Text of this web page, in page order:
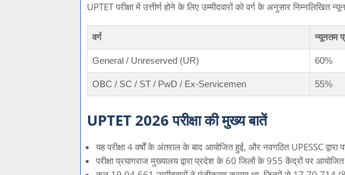
UPTET परीक्षा में उत्तीर्ण होने के लिए उम्मीदवारों को वर्ग के अनुसार
वर्ग न्यूनतम
General / Unreserved (UR) 60%
OBC / SC / ST / PwD / Ex-Servicemen 55%
UPTET 2026 परीक्षा की मुख्य बातें
यह परीक्षा 4 वर्षों के अंतराल के बाद आयोजित हुई, और नवगठित UPESSC द्वारा
परीक्षा प्रयागराज मुख्यालय द्वारा प्रदेश के 60 जिलों के 955 केंद्रों पर